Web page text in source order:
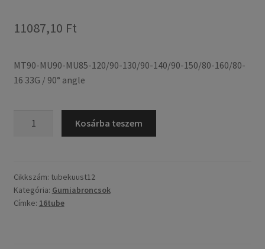
11087,10 Ft
MT90-MU90-MU85-120/90-130/90-140/90-150/80-160/80-
16 33G / 90° angle
130/90-
140/90-
150/80-
Kosárba teszem
Cikkszám: tubekuust12
Kategória: Gumiabroncsok
Címke: 16tube